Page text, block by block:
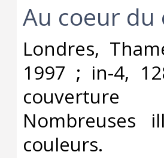
‎Au coeur du
‎Londres,
1997 ; in-4,
Nombreuses
couleurs.‎